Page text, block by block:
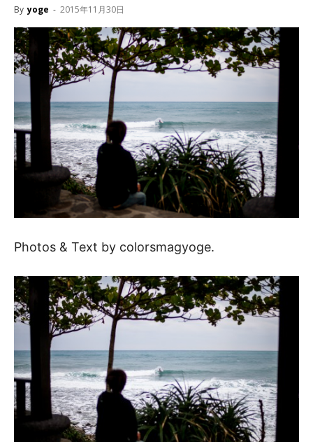
By yoge - 2015年11月30日
Photos & Text by colorsmagyoge.